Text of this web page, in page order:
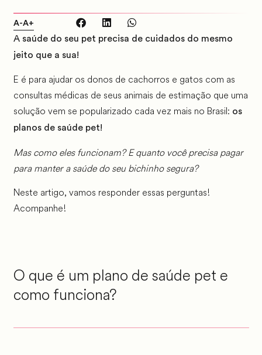
A-A+
A saúde do seu pet precisa de cuidados do mesmo
jeito que a sua!
E é para ajudar os donos de cachorros e gatos com as
consultas médicas de seus animais de estimação que uma
solução vem se popularizado cada vez mais no Brasil: os
planos de saúde pet!
Mas como eles funcionam? E quanto você precisa pagar
para manter a saúde do seu bichinho segura?
Neste artigo, vamos responder essas perguntas!
Acompanhe!
O que é um plano de saúde pet e
como funciona?